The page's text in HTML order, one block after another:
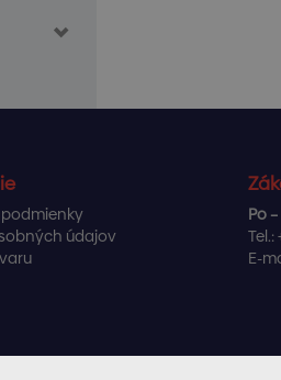
údajov
Po
Tel.:
E-